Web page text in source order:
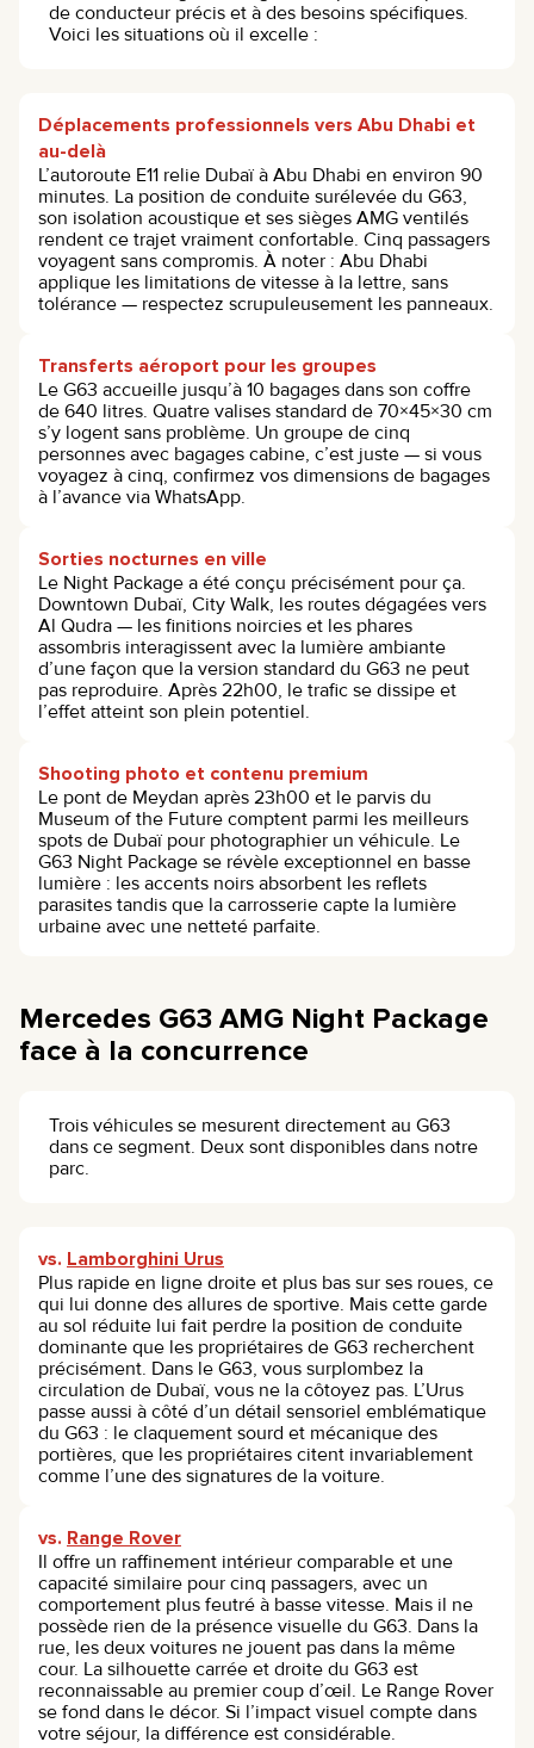
de conducteur précis et à des besoins spécifiques.
Voici les situations où il excelle :
Déplacements professionnels vers Abu Dhabi et
au-delà
L’autoroute E11 relie Dubaï à Abu Dhabi en environ 90
minutes. La position de conduite surélevée du G63,
son isolation acoustique et ses sièges AMG ventilés
rendent ce trajet vraiment confortable. Cinq passagers
voyagent sans compromis. À noter : Abu Dhabi
applique les limitations de vitesse à la lettre, sans
tolérance — respectez scrupuleusement les panneaux.
Transferts aéroport pour les groupes
Le G63 accueille jusqu’à 10 bagages dans son coffre
de 640 litres. Quatre valises standard de 70×45×30 cm
s’y logent sans problème. Un groupe de cinq
personnes avec bagages cabine, c’est juste — si vous
voyagez à cinq, confirmez vos dimensions de bagages
à l’avance via WhatsApp.
Sorties nocturnes en ville
Le Night Package a été conçu précisément pour ça.
Downtown Dubaï, City Walk, les routes dégagées vers
Al Qudra — les finitions noircies et les phares
assombris interagissent avec la lumière ambiante
d’une façon que la version standard du G63 ne peut
pas reproduire. Après 22h00, le trafic se dissipe et
l’effet atteint son plein potentiel.
Shooting photo et contenu premium
Le pont de Meydan après 23h00 et le parvis du
Museum of the Future comptent parmi les meilleurs
spots de Dubaï pour photographier un véhicule. Le
G63 Night Package se révèle exceptionnel en basse
lumière : les accents noirs absorbent les reflets
parasites tandis que la carrosserie capte la lumière
urbaine avec une netteté parfaite.
Mercedes G63 AMG Night Package
face à la concurrence
Trois véhicules se mesurent directement au G63
dans ce segment. Deux sont disponibles dans notre
parc.
vs. Lamborghini Urus
Plus rapide en ligne droite et plus bas sur ses roues, ce
qui lui donne des allures de sportive. Mais cette garde
au sol réduite lui fait perdre la position de conduite
dominante que les propriétaires de G63 recherchent
précisément. Dans le G63, vous surplombez la
circulation de Dubaï, vous ne la côtoyez pas. L’Urus
passe aussi à côté d’un détail sensoriel emblématique
du G63 : le claquement sourd et mécanique des
portières, que les propriétaires citent invariablement
comme l’une des signatures de la voiture.
vs. Range Rover
Il offre un raffinement intérieur comparable et une
capacité similaire pour cinq passagers, avec un
comportement plus feutré à basse vitesse. Mais il ne
possède rien de la présence visuelle du G63. Dans la
rue, les deux voitures ne jouent pas dans la même
cour. La silhouette carrée et droite du G63 est
reconnaissable au premier coup d’œil. Le Range Rover
se fond dans le décor. Si l’impact visuel compte dans
votre séjour, la différence est considérable.